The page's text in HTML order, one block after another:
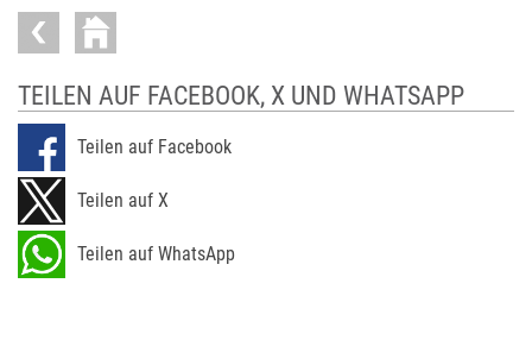
TEILEN AUF FACEBOOK, X UND WHATSAPP
Teilen auf Facebook
Teilen auf X
Teilen auf WhatsApp